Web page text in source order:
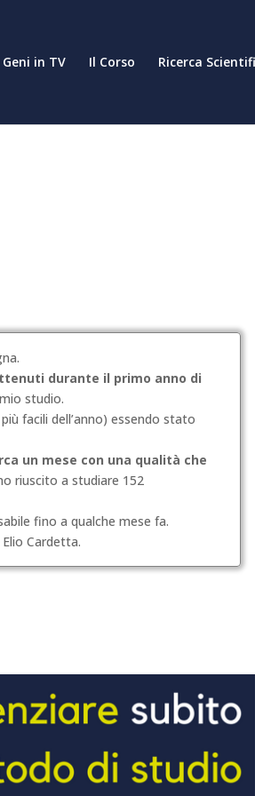
Geni in TV Il Corso Ricerca
durante il primo anno di
studio.
facili dell’anno) essendo stato
un mese con una qualità che
riuscito a studiare 152
fino a qualche mese fa.
Cardetta.